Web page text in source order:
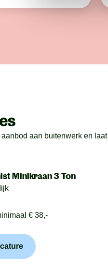
aan buitenwerk en
Minikraan 3 Ton
€ 38,-